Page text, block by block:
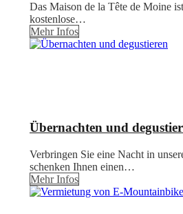
Das Maison de la Tête de Moine
kostenlose…
Mehr Infos
Übernachten und
Verbringen Sie eine Nacht in
schenken Ihnen einen…
Mehr Infos